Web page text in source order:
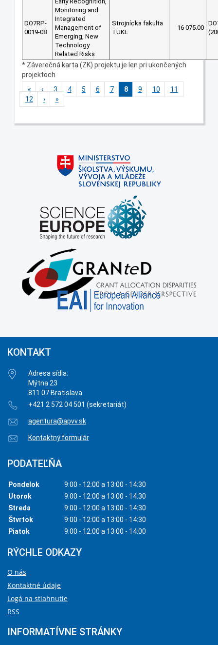
DO7RP-
0019-08
Monitoring and
Integrated
Management of
Emerging, New
Technology
Related Risks
Strojnícka fakulta
TUKE
16 075.00
* Záverečná karta (ZK) projektu je len pri ukončených
projektoch
«
‹ 3 4 5 6 7 8 9 10
11
12
› »
KONTAKT
Adresa sídla:
Mýtna 23
811 07 Bratislava
+421 2 572 04 501 (sekretariát)
agentura@apvv.sk
Kontaktný formulár
PODATEĽŇA
Pondelok
9:00 - 12:00 a 13:00 - 14:30
Utorok
9:00 - 12:00 a 13:00 - 14:30
Streda
9:00 - 12:00 a 13:00 - 14:30
Štvrtok
9:00 - 12:00 a 13:00 - 14:30
Piatok
9:00 - 12:00 a 13:00 - 14:00
RÝCHLE ODKAZY
O nás
Kontaktné údaje
Logá na stiahnutie
RSS
INFORMATÍVNE STRÁNKY